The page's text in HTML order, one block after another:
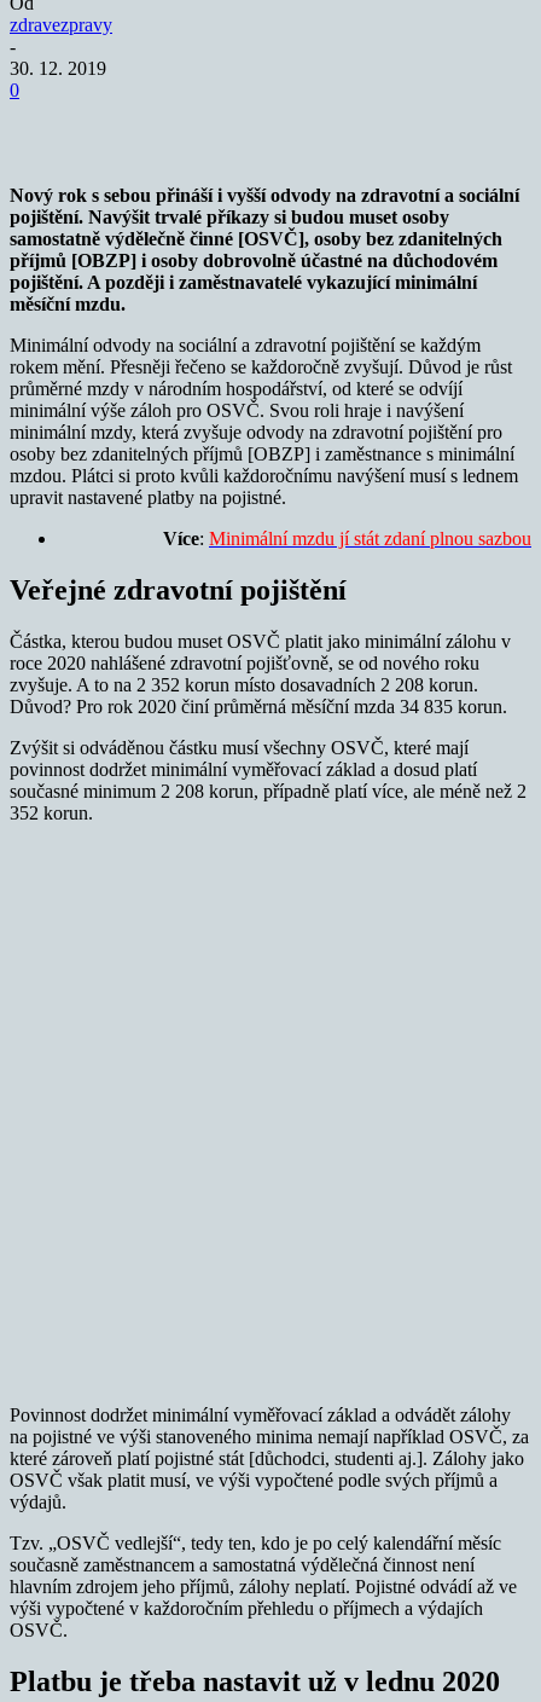
zdravezpravy
-
30. 12. 2019
0
Nový rok s sebou přináší i vyšší odvody na zdravotní a sociální
pojištění. Navýšit trvalé příkazy si budou muset osoby
samostatně výdělečně činné [OSVČ], osoby bez zdanitelných
příjmů [OBZP] i osoby dobrovolně účastné na důchodovém
pojištění. A později i zaměstnavatelé vykazující minimální
měsíční mzdu.
Minimální odvody na sociální a zdravotní pojištění se každým
rokem mění. Přesněji řečeno se každoročně zvyšují. Důvod je růst
průměrné mzdy v národním hospodářství, od které se odvíjí
minimální výše záloh pro OSVČ. Svou roli hraje i navýšení
minimální mzdy, která zvyšuje odvody na zdravotní pojištění pro
osoby bez zdanitelných příjmů [OBZP] i zaměstnance s minimální
mzdou. Plátci si proto kvůli každoročnímu navýšení musí s lednem
upravit nastavené platby na pojistné.
Více: Minimální mzdu jí stát zdaní plnou sazbou
Veřejné zdravotní pojištění
Částka, kterou budou muset OSVČ platit jako minimální zálohu v
roce 2020 nahlášené zdravotní pojišťovně, se od nového roku
zvyšuje. A to na 2 352 korun místo dosavadních 2 208 korun.
Důvod? Pro rok 2020 činí průměrná měsíční mzda 34 835 korun.
Zvýšit si odváděnou částku musí všechny OSVČ, které mají
povinnost dodržet minimální vyměřovací základ a dosud platí
současné minimum 2 208 korun, případně platí více, ale méně než 2
352 korun.
Povinnost dodržet minimální vyměřovací základ a odvádět zálohy
na pojistné ve výši stanoveného minima nemají například OSVČ, za
které zároveň platí pojistné stát [důchodci, studenti aj.]. Zálohy jako
OSVČ však platit musí, ve výši vypočtené podle svých příjmů a
výdajů.
Tzv. „OSVČ vedlejší“, tedy ten, kdo je po celý kalendářní měsíc
současně zaměstnancem a samostatná výdělečná činnost není
hlavním zdrojem jeho příjmů, zálohy neplatí. Pojistné odvádí až ve
výši vypočtené v každoročním přehledu o příjmech a výdajích
OSVČ.
Platbu je třeba nastavit už v lednu 2020